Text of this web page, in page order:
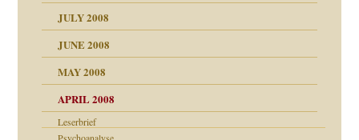
JULY 2008
JUNE 2008
MAY 2008
APRIL 2008
Leserbrief